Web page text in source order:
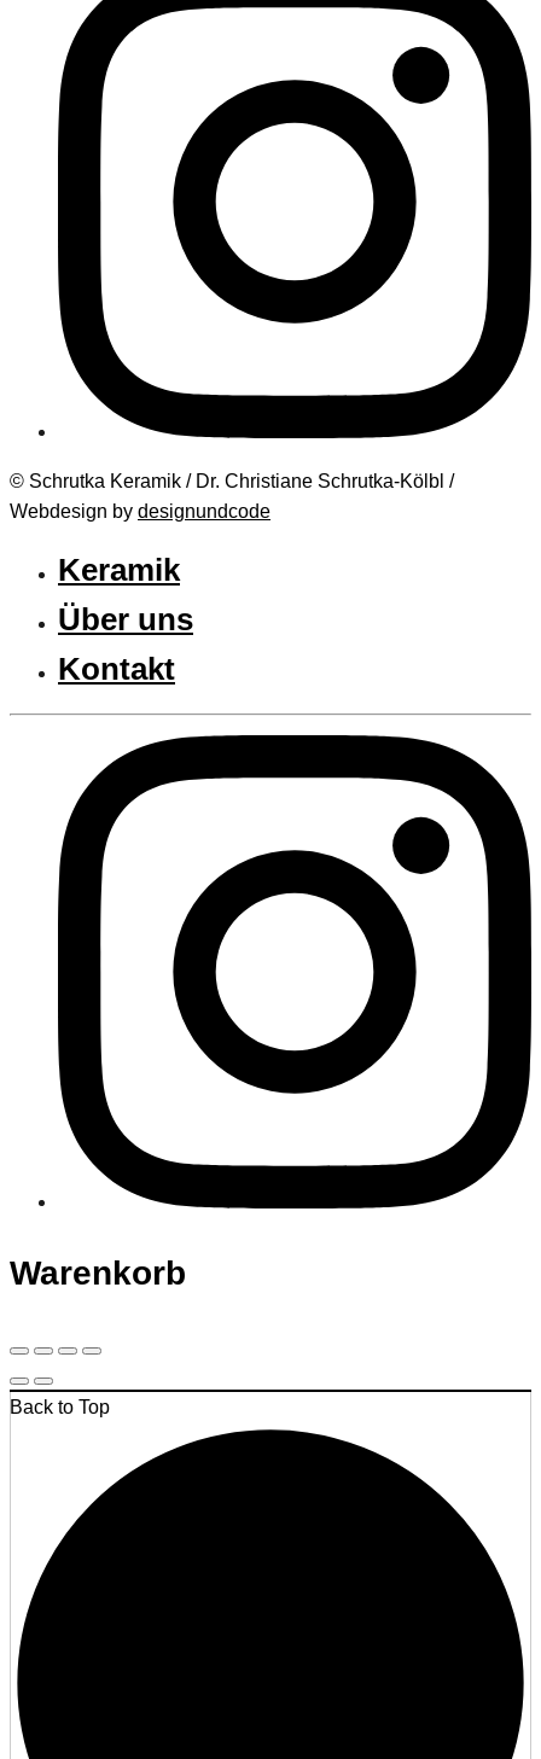
© Schrutka Keramik / Dr. Christiane Schrutka-Kölbl /
Webdesign by designundcode
Keramik
Über uns
Kontakt
Warenkorb
Back to Top